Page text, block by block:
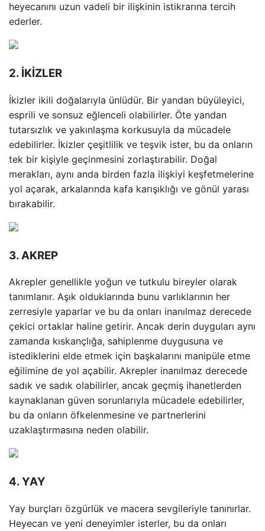
heyecanını uzun vadeli bir ilişkinin istikrarına tercih
ederler.
2. İKİZLER
İkizler ikili doğalarıyla ünlüdür. Bir yandan büyüleyici,
esprili ve sonsuz eğlenceli olabilirler. Öte yandan
tutarsızlık ve yakınlaşma korkusuyla da mücadele
edebilirler. İkizler çeşitlilik ve teşvik ister, bu da onların
tek bir kişiyle geçinmesini zorlaştırabilir. Doğal
merakları, aynı anda birden fazla ilişkiyi keşfetmelerine
yol açarak, arkalarında kafa karışıklığı ve gönül yarası
bırakabilir.
3. AKREP
Akrepler genellikle yoğun ve tutkulu bireyler olarak
tanımlanır. Aşık olduklarında bunu varlıklarının her
zerresiyle yaparlar ve bu da onları inanılmaz derecede
çekici ortaklar haline getirir. Ancak derin duyguları aynı
zamanda kıskançlığa, sahiplenme duygusuna ve
istediklerini elde etmek için başkalarını manipüle etme
eğilimine de yol açabilir. Akrepler inanılmaz derecede
sadık ve sadık olabilirler, ancak geçmiş ihanetlerden
kaynaklanan güven sorunlarıyla mücadele edebilirler,
bu da onların öfkelenmesine ve partnerlerini
uzaklaştırmasına neden olabilir.
4. YAY
Yay burçları özgürlük ve macera sevgileriyle tanınırlar.
Heyecan ve yeni deneyimler isterler, bu da onları